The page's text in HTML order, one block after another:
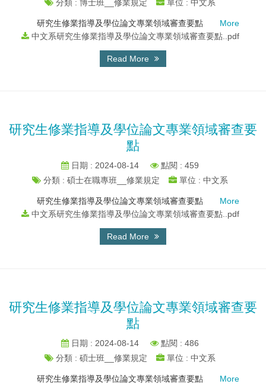
分類 : 博士班__修業規定 單位 : 中文系
研究生修業指導及學位論文專業領域審查要點 More
中文系研究生修業指導及學位論文專業領域審查要點..pdf
Read More
研究生修業指導及學位論文專業領域審查要
點
日期 : 2024-08-14
點閱 : 459
分類 : 碩士在職專班__修業規定
單位 : 中文系
研究生修業指導及學位論文專業領域審查要點 More
中文系研究生修業指導及學位論文專業領域審查要點..pdf
Read More
研究生修業指導及學位論文專業領域審查要
點
日期 : 2024-08-14
點閱 : 486
分類 : 碩士班__修業規定
單位 : 中文系
研究生修業指導及學位論文專業領域審查要點 More